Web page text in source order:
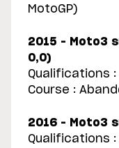
MotoGP)
2015 – Moto3
0,0)
Qualifications :
Course :
2016 – Moto3
Qualifications :